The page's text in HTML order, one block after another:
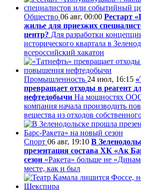
Общество 06 авг, 00:00 Рестарт
жилье для приезжих
центр? Для разработки
исторического квартала в
всероссийский хакатон
Промышленность 24 июл, 16:15
превращает отходы в реагент
нефтедобычи На мощностях
компания начала производить
вещества из отходов
Спорт 06 авг, 19:10 В
презентация состава ХК «Ак
сезон «Ракета» больше не
месте, как и был